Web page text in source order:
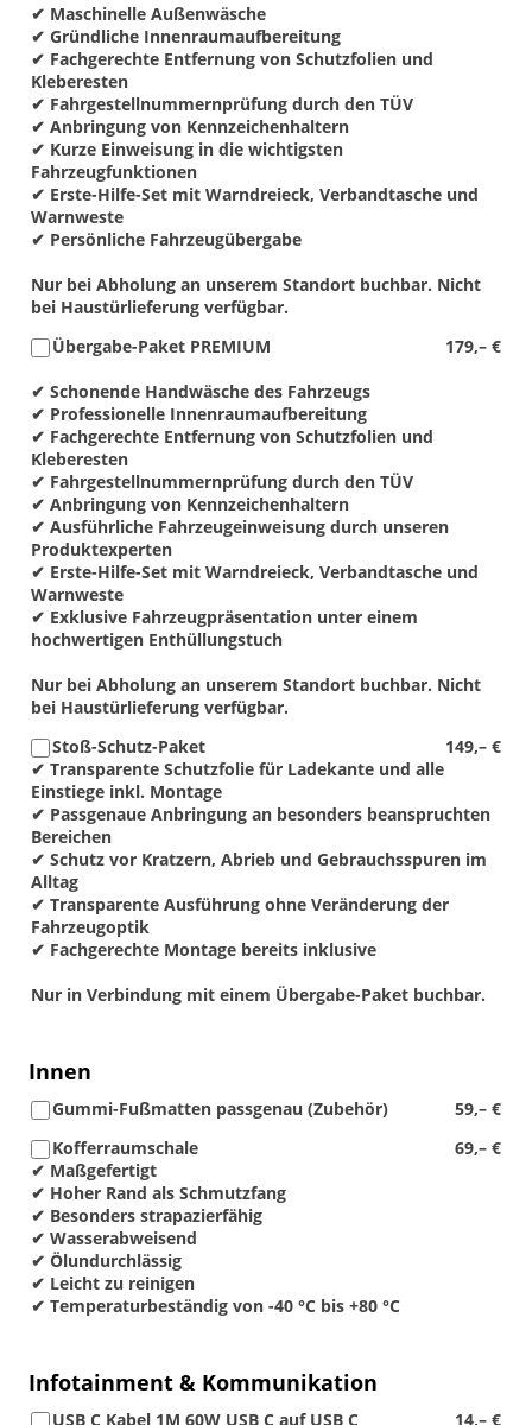
✔ Maschinelle Außenwäsche
✔ Gründliche Innenraumaufbereitung
✔ Fachgerechte Entfernung von Schutzfolien und
Kleberesten
✔ Fahrgestellnummernprüfung durch den TÜV
✔ Anbringung von Kennzeichenhaltern
✔ Kurze Einweisung in die wichtigsten
Fahrzeugfunktionen
✔ Erste-Hilfe-Set mit Warndreieck, Verbandtasche und
Warnweste
✔ Persönliche Fahrzeugübergabe
Nur bei Abholung an unserem Standort buchbar. Nicht
bei Haustürlieferung verfügbar.
179,– €
Übergabe-Paket PREMIUM
✔ Schonende Handwäsche des Fahrzeugs
✔ Professionelle Innenraumaufbereitung
✔ Fachgerechte Entfernung von Schutzfolien und
Kleberesten
✔ Fahrgestellnummernprüfung durch den TÜV
✔ Anbringung von Kennzeichenhaltern
✔ Ausführliche Fahrzeugeinweisung durch unseren
Produktexperten
✔ Erste-Hilfe-Set mit Warndreieck, Verbandtasche und
Warnweste
✔ Exklusive Fahrzeugpräsentation unter einem
hochwertigen Enthüllungstuch
Nur bei Abholung an unserem Standort buchbar. Nicht
bei Haustürlieferung verfügbar.
149,– €
Stoß-Schutz-Paket
✔ Transparente Schutzfolie für Ladekante und alle
Einstiege inkl. Montage
✔ Passgenaue Anbringung an besonders beanspruchten
Bereichen
✔ Schutz vor Kratzern, Abrieb und Gebrauchsspuren im
Alltag
✔ Transparente Ausführung ohne Veränderung der
Fahrzeugoptik
✔ Fachgerechte Montage bereits inklusive
Nur in Verbindung mit einem Übergabe-Paket buchbar.
Innen
59,– €
Gummi-Fußmatten passgenau (Zubehör)
69,– €
Kofferraumschale
✔ Maßgefertigt
✔ Hoher Rand als Schmutzfang
✔ Besonders strapazierfähig
✔ Wasserabweisend
✔ Ölundurchlässig
✔ Leicht zu reinigen
✔ Temperaturbeständig von -40 °C bis +80 °C
Infotainment & Kommunikation
14,– €
USB C Kabel 1M 60W USB C auf USB C